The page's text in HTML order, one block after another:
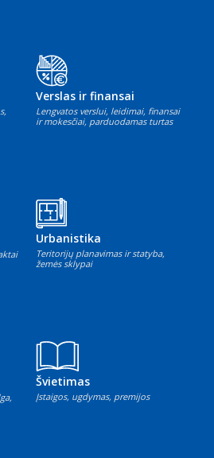
Verslas ir finansai
Lengvatos verslui, leidimai, finansai
ir mokesčiai, parduodamas turtas
Urbanistika
Teritorijų planavimas ir statyba,
žemės sklypai
Švietimas
Įstaigos, ugdymas, premijos